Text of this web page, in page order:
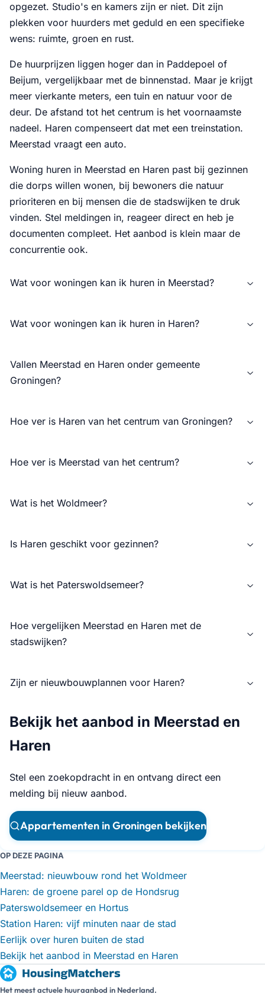
opgezet. Studio's en kamers zijn er niet. Dit zijn
plekken voor huurders met geduld en een specifieke
wens: ruimte, groen en rust.
De huurprijzen liggen hoger dan in Paddepoel of
Beijum, vergelijkbaar met de binnenstad. Maar je krijgt
meer vierkante meters, een tuin en natuur voor de
deur. De afstand tot het centrum is het voornaamste
nadeel. Haren compenseert dat met een treinstation.
Meerstad vraagt een auto.
Woning huren in Meerstad en Haren past bij gezinnen
die dorps willen wonen, bij bewoners die natuur
prioriteren en bij mensen die de stadswijken te druk
vinden. Stel meldingen in, reageer direct en heb je
documenten compleet. Het aanbod is klein maar de
concurrentie ook.
Wat voor woningen kan ik huren in Meerstad?
Wat voor woningen kan ik huren in Haren?
Vallen Meerstad en Haren onder gemeente
Groningen?
Hoe ver is Haren van het centrum van Groningen?
Hoe ver is Meerstad van het centrum?
Wat is het Woldmeer?
Is Haren geschikt voor gezinnen?
Wat is het Paterswoldsemeer?
Hoe vergelijken Meerstad en Haren met de
stadswijken?
Zijn er nieuwbouwplannen voor Haren?
Bekijk het aanbod in Meerstad en
Haren
Stel een zoekopdracht in en ontvang direct een
melding bij nieuw aanbod.
Appartementen in Groningen bekijken
OP DEZE PAGINA
Meerstad: nieuwbouw rond het Woldmeer
Haren: de groene parel op de Hondsrug
Paterswoldsemeer en Hortus
Station Haren: vijf minuten naar de stad
Eerlijk over huren buiten de stad
Bekijk het aanbod in Meerstad en Haren
Het meest actuele huuraanbod in Nederland.